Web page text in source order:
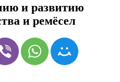
и развитию
и ремёсел